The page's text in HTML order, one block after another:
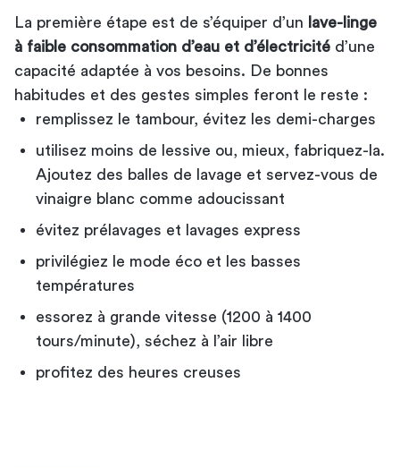
La première étape est de s’équiper d’un
lave-linge
à faible consommation d’eau et d’électricité d’une
capacité adaptée à vos besoins. De bonnes
habitudes et des gestes simples feront le reste :
remplissez le tambour, évitez les demi-charges
utilisez moins de lessive ou, mieux, fabriquez-la.
Ajoutez des balles de lavage et servez-vous de
vinaigre blanc comme adoucissant
évitez prélavages et lavages express
privilégiez le mode éco et les basses
températures
essorez à grande vitesse (1200 à 1400
tours/minute), séchez à l’air libre
profitez des heures creuses